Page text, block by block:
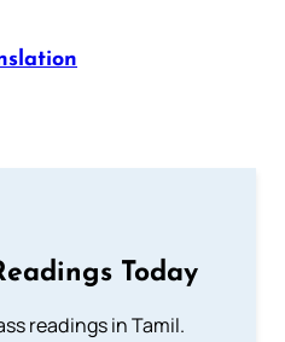
Today
readings in Tamil.